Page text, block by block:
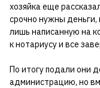
хозяйка еще
срочно нужны деньги,
лишь написанную на
к нотариусу и все
По итогу подали они
администрацию, но